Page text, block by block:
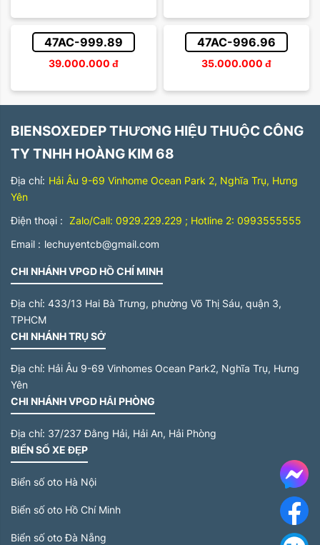
47AC-999.89
39.000.000 đ
47AC-996.96
35.000.000 đ
BIENSOXEDEP THƯƠNG HIỆU THUỘC CÔNG
TY TNHH HOÀNG KIM 68
Địa chỉ: Hải Âu 9-69 Vinhome Ocean Park 2, Nghĩa Trụ, Hưng
Yên
Điện thoại : Zalo/Call: 0929.229.229 ; Hotline 2: 0993555555
Email : lechuyentcb@gmail.com
CHI NHÁNH VPGD HỒ CHÍ MINH
Địa chỉ: 433/13 Hai Bà Trưng, phường Võ Thị Sáu, quận 3,
TPHCM
CHI NHÁNH TRỤ SỞ
Địa chỉ: Hải Âu 9-69 Vinhomes Ocean Park2, Nghĩa Trụ, Hưng
Yên
CHI NHÁNH VPGD HẢI PHÒNG
Địa chỉ: 37/237 Đằng Hải, Hải An, Hải Phòng
BIỂN SỐ XE ĐẸP
Biển số oto Hà Nội
Biển số oto Hồ Chí Minh
Biển số oto Đà Nẵng